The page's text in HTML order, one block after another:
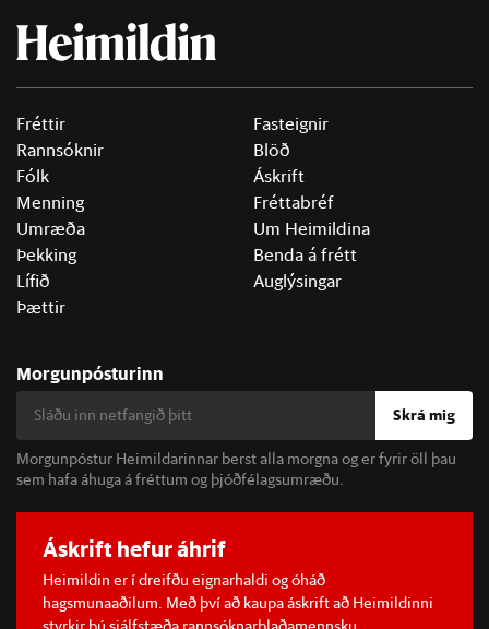
Fréttir
Rannsóknir
Fólk
Menning
Umræða
Þekking
Lífið
Þættir
Fasteignir
Blöð
Áskrift
Fréttabréf
Um Heimildina
Benda á frétt
Auglýsingar
Morgunpósturinn
Skrá mig
Morgunpóstur Heimildarinnar berst alla morgna og er fyrir öll þau
sem hafa áhuga á fréttum og þjóðfélagsumræðu.
Áskrift hefur áhrif
Heimildin er í dreifðu eignarhaldi og óháð
hagsmunaaðilum. Með því að kaupa áskrift að Heimildinni